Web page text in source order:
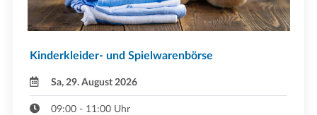
Kinderkleider- und Spielwarenbörse
Sa, 29. August 2026
09:00 - 11:00 Uhr